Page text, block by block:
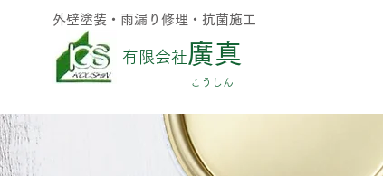
有限会社廣真
外壁塗装・雨漏り修理・抗菌施工
​こうしん